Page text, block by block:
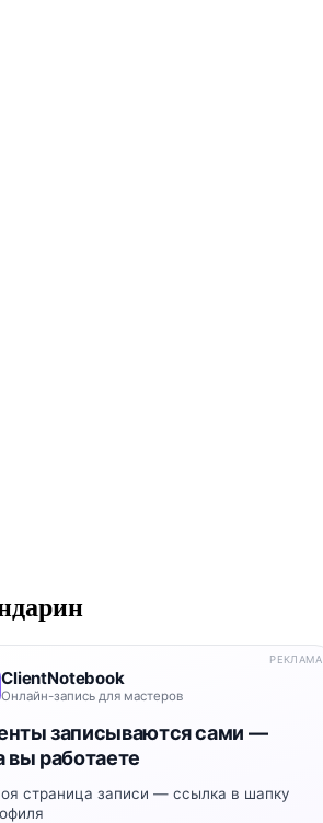
ClientNotebook
Онлайн-запись для мастеров
записываются сами —
вы работаете
страница записи — ссылка в шапку
РЕКЛАМА